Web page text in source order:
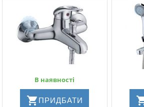
В наявності
ПРИДБАТИ